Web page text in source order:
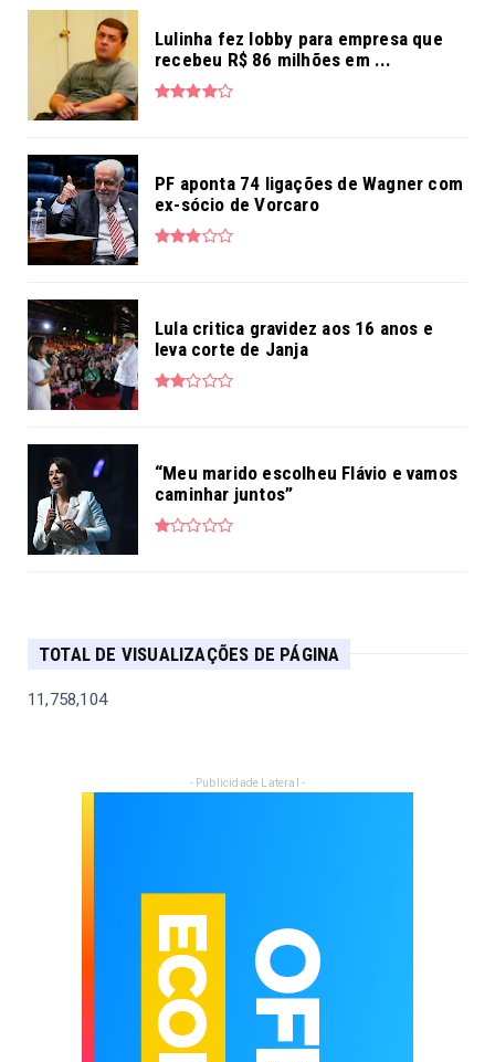
Lulinha fez lobby para empresa que
recebeu R$ 86 milhões em ...
PF aponta 74 ligações de Wagner com
ex-sócio de Vorcaro
Lula critica gravidez aos 16 anos e
leva corte de Janja
“Meu marido escolheu Flávio e vamos
caminhar juntos”
TOTAL DE VISUALIZAÇÕES DE PÁGINA
11,758,104
- Publicidade Lateral -